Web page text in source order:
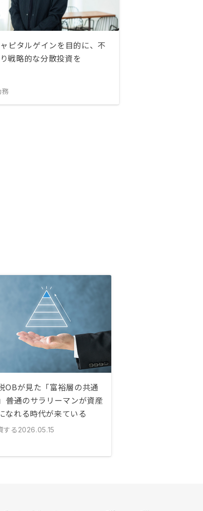
ピタルゲインを目的に、不
戦略的な分散投資を
OBが見た「富裕層の共通
――普通のサラリーマンが資産
なれる時代が来ている
する 2026.05.15